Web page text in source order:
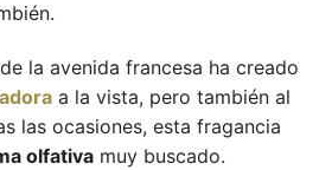
la avenida francesa ha creado
a la vista, pero también al
las ocasiones, esta fragancia
olfativa muy buscado.